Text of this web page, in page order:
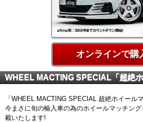
オンラインで購
WHEEL MACTING SPECIAL「超絶
「WHEEL MACTING SPECIAL 超絶ホイール
今まさに旬の輸入車の為のホイールマッチン
載いたします!